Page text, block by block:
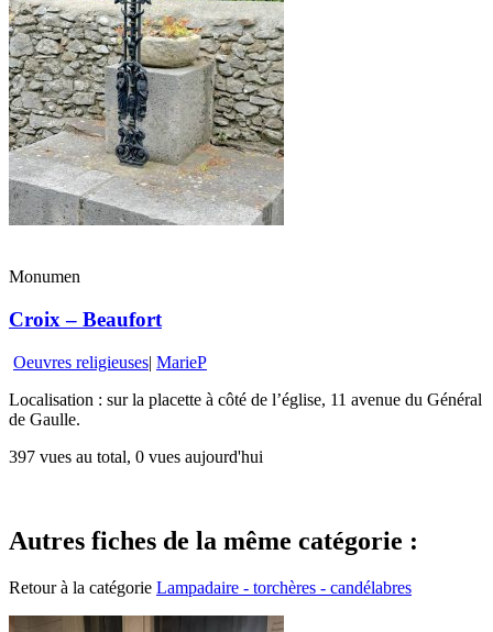
Monumen
Croix – Beaufort
Oeuvres religieuses| MarieP
Localisation : sur la placette à côté de l’église, 11 avenue du Général
de Gaulle.
397 vues au total, 0 vues aujourd'hui
Autres fiches de la même catégorie :
Retour à la catégorie Lampadaire - torchères - candélabres